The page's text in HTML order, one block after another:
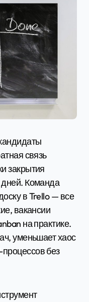
связь
закрытия
Команда
в Trello — все
вакансии
на практике.
уменьшает хаос
без